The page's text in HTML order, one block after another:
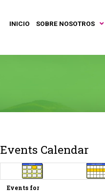
INICIO SOBRE NOSOTROS
Events Calendar
Events for